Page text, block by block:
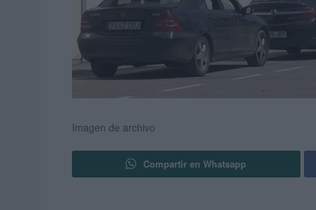
Imagen de archivo
Compartir en Whatsapp